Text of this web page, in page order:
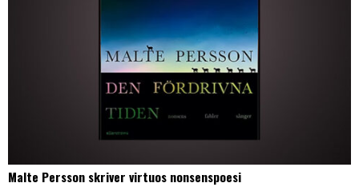
Malte Persson skriver virtuos nonsenspoesi